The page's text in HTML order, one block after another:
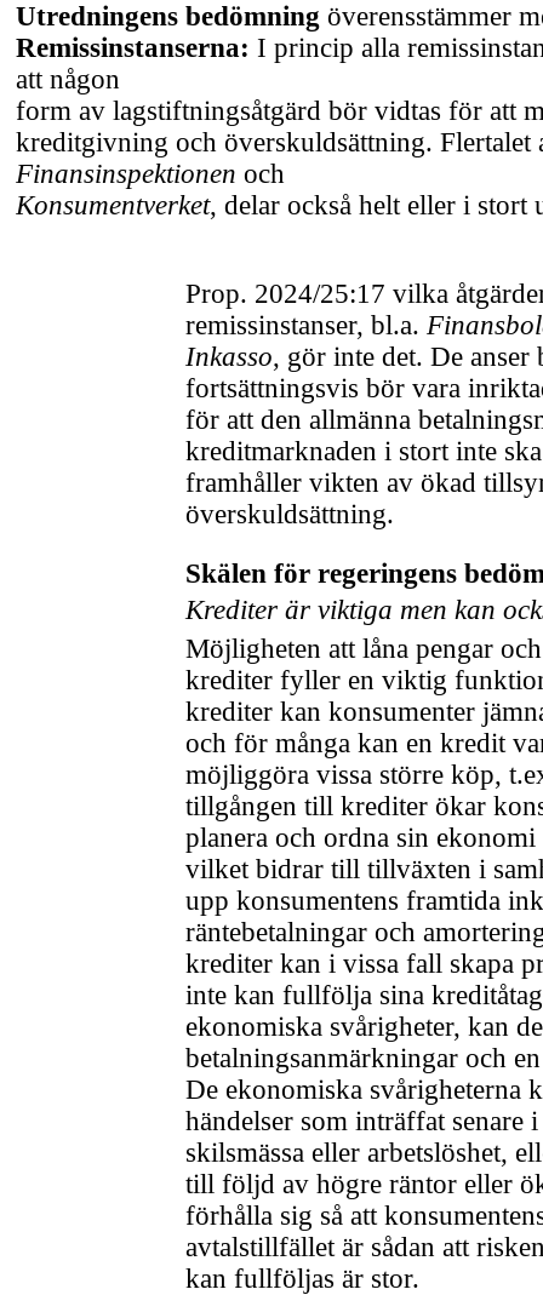
Utredningens bedömning överensstämmer
Remissinstanserna: I princip alla
att någon
form av lagstiftningsåtgärd bör vidtas för att
kreditgivning och överskuldsättning. Flertalet
Finansinspektionen och
Konsumentverket, delar också helt eller i stort
Prop. 2024/25:17 vilka
remissinstanser, bl.a.
Inkasso, gör inte det. De anser
fortsättningsvis bör vara
för att den allmänna
kreditmarknaden i stort inte
framhåller vikten av ökad
överskuldsättning.
Skälen för regeringens
Krediter är viktiga men kan
Möjligheten att låna pengar
krediter fyller en viktig
krediter kan konsumenter
och för många kan en kredit
möjliggöra vissa större köp,
tillgången till krediter ökar
planera och ordna sin
vilket bidrar till tillväxten i
upp konsumentens framtida
räntebetalningar och
krediter kan i vissa fall skapa
inte kan fullfölja sina
ekonomiska svårigheter, kan
betalningsanmärkningar och
De ekonomiska svårigheterna
händelser som inträffat senare
skilsmässa eller arbetslöshet,
till följd av högre räntor eller
förhålla sig så att
avtalstillfället är sådan att
kan fullföljas är stor.